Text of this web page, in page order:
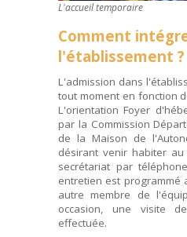
L'accueil temporaire
Comment
l'établissement ?
L'admission dans
tout moment en fonction
L'orientation Foyer
par la Commission
de la Maison de
désirant venir habiter
secrétariat par
entretien est programmé
autre membre de
occasion, une visite
effectuée.